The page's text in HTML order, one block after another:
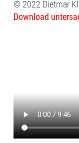
© 2022 Dietmar
Download